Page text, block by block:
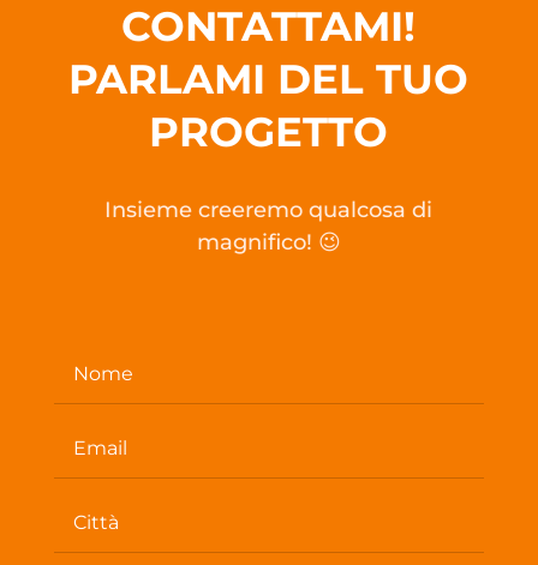
CONTATTAMI!
PARLAMI DEL TUO
PROGETTO
Insieme creeremo qualcosa di
magnifico! 😉